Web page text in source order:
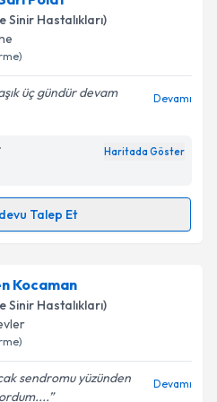
kabul ediyorum.
Gönder
Sinir Hastalıkları)
üç gündür devam
Devamı
Haritada Göster
Talep Et
için randevu takvimi talebi
randevu almanız için bir
e-posta ile bilgilendireceğiz.
Kocaman
Sinir Hastalıkları)
sendromu yüzünden
Devamı